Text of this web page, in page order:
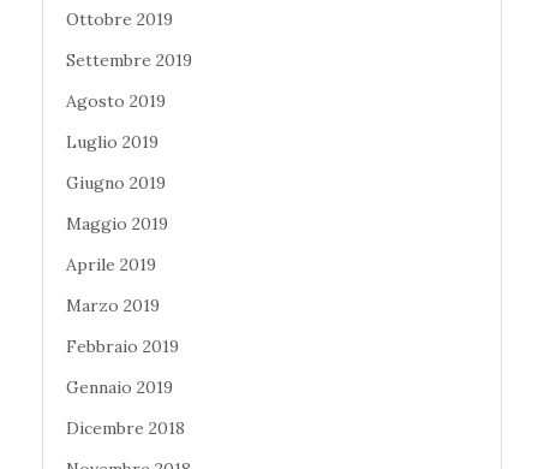
Ottobre 2019
Settembre 2019
Agosto 2019
Luglio 2019
Giugno 2019
Maggio 2019
Aprile 2019
Marzo 2019
Febbraio 2019
Gennaio 2019
Dicembre 2018